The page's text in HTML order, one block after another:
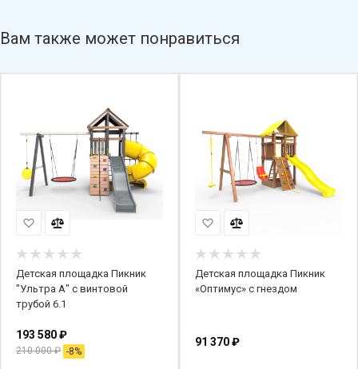
Вам также может понравиться
Детская площадка Пикник
"Ультра А" с винтовой
трубой 6.1
193 580₽
210 000₽ -8%
Детская площадка Пикник
«Оптимус» с гнездом
91 370₽